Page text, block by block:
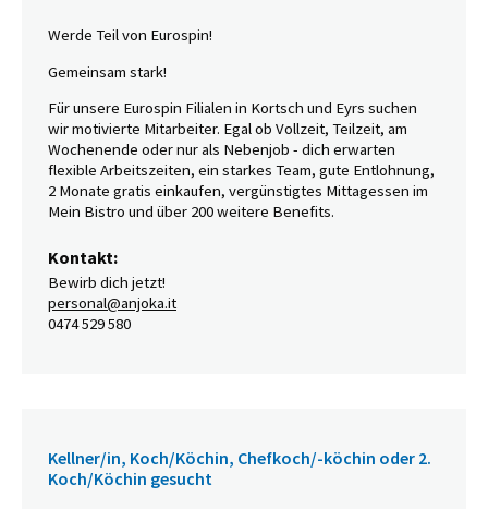
Werde Teil von Eurospin!
Gemeinsam stark!
Für unsere Eurospin Filialen in Kortsch und Eyrs suchen
wir motivierte Mitarbeiter. Egal ob Vollzeit, Teilzeit, am
Wochenende oder nur als Nebenjob - dich erwarten
flexible Arbeitszeiten, ein starkes Team, gute Entlohnung,
2 Monate gratis einkaufen, vergünstigtes Mittagessen im
Mein Bistro und über 200 weitere Benefits.
Kontakt:
Bewirb dich jetzt!
personal@anjoka.it
0474 529 580
Kellner/in, Koch/Köchin, Chefkoch/-köchin oder 2.
Koch/Köchin gesucht